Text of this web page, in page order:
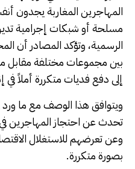
المهاجرين المغاربة يجدون
مسلحة أو شبكات إجرامية تدير
الرسمية، وتؤكد المصادر أن
بين مجموعات مختلفة مقابل
إلى دفع فديات متكررة أملاً في
ويتوافق هذا الوصف مع ما ورد
تحدث عن احتجاز المهاجرين
وعن تعرضهم للاستغلال
بصورة متكررة.